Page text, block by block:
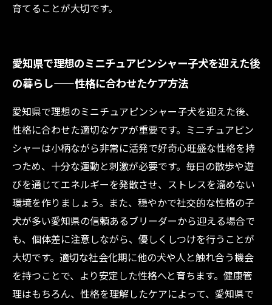
育てることが大切です。
愛知県で理想のミニチュアピンシャー子犬を迎えた後
の暮らし——性格に合わせたケア方法
愛知県で理想のミニチュアピンシャー子犬を迎えた後、
性格に合わせた適切なケアが重要です。ミニチュアピン
シャーは小柄ながら非常に活発で好奇心旺盛な性格を持
つため、十分な運動と刺激が必要です。毎日の散歩や遊
びを通じてエネルギーを発散させ、ストレスを溜めない
環境を作りましょう。また、穏やかで社交的な性格の子
犬が多い愛知県の信頼あるブリーダーから迎える場合で
も、個体差に注意しながら、優しくしつけを行うことが
大切です。適切な社会化期に他の犬や人と触れ合う機会
を持つことで、より安定した性格へと育ちます。健康管
理はもちろん、性格を理解したケアによって、愛知県で